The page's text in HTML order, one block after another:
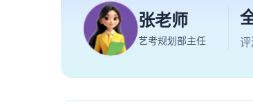
张老师
艺考规划部主任